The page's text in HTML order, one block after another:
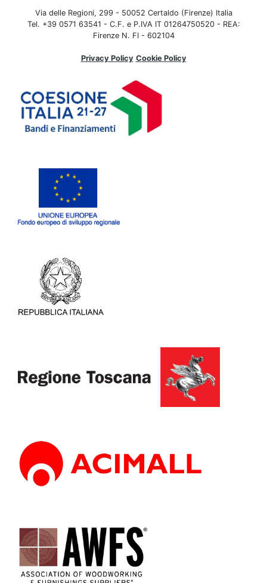
Via delle Regioni, 299 - 50052 Certaldo (Firenze) Italia
Tel. +39 0571 63541 - C.F. e P.IVA IT 01264750520 - REA:
Firenze N. FI - 602104
Privacy Policy Cookie Policy